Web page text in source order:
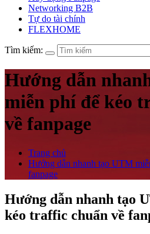
Networking B2B
Tự do tài chính
FLEXHOME
Tìm kiếm:
Hướng dẫn
miễn phí để kéo
về fanpage
Trang chủ
Hướng dẫn nhanh tạo UTM
fanpage
Hướng dẫn nhanh tạo
kéo traffic chuẩn về